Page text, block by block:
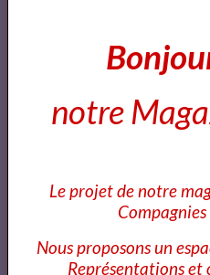
notre
Le projet de notre
Nous proposons un
Représentations et